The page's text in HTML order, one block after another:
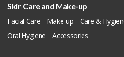
Skin Care and Make-up
Facial Care
Make-up Care &
Oral Hygiene
Accessories